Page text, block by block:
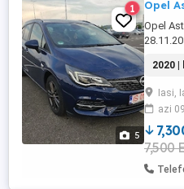
5
1 Opel
Opel
Preț:
complet
2020 |
Iasi,
azi
7,500